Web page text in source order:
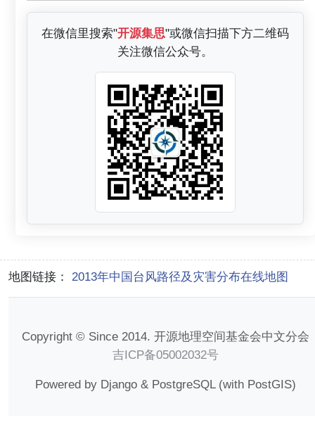
在微信里搜索"开源集思"或微信扫描下方二维码
关注微信公众号。
地图链接： 2013年中国台风路径及灾害分布在线地图
Copyright © Since 2014. 开源地理空间基金会中文分会
吉ICP备05002032号
Powered by Django & PostgreSQL (with PostGIS)